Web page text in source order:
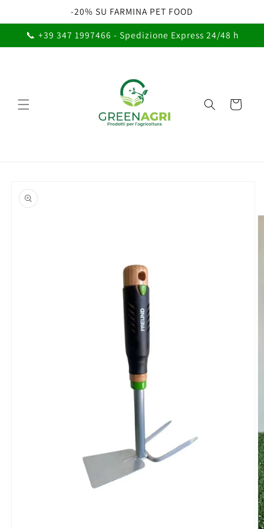
ai contenuti
-20% SU FARMINA PET FOOD
📞 +39 347 1997466 - Spedizione Express 24/48 h
Carrello
informazioni
sul prodotto